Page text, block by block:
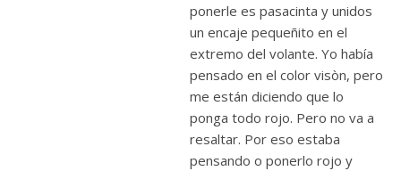
ponerle es pasacinta y unidos
un encaje pequeñito en el
extremo del volante. Yo había
pensado en el color visòn, pero
me están diciendo que lo
ponga todo rojo. Pero no va a
resaltar. Por eso estaba
pensando o ponerlo rojo y